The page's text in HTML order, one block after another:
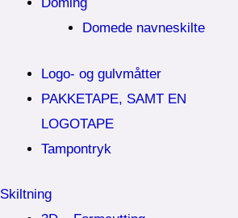
Domede navneskilte
Logo- og gulvmåtter
PAKKETAPE, SAMT EN
LOGOTAPE
Tampontryk
Skiltning